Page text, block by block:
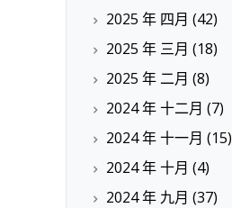
2025 年 四月 (42)
2025 年 三月 (18)
2025 年 二月 (8)
2024 年 十二月 (7)
2024 年 十一月 (15)
2024 年 十月 (4)
2024 年 九月 (37)